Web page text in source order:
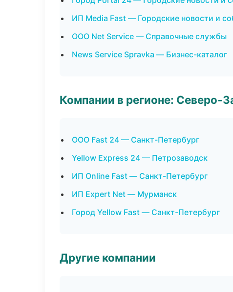
ИП Media Fast — Городские новости и
ООО Net Service — Справочные службы
News Service Spravka — Бизнес-каталог
Компании в регионе: Северо-
ООО Fast 24 — Санкт-Петербург
Yellow Express 24 — Петрозаводск
ИП Online Fast — Санкт-Петербург
ИП Expert Net — Мурманск
Город Yellow Fast — Санкт-Петербург
Другие компании